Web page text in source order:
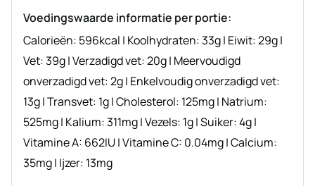
Voedingswaarde informatie per portie:
Calorieën: 596kcal | Koolhydraten:33g| Eiwit:29g|
Vet:39g|Verzadigd vet:20g| Meervoudigd
onverzadigd vet:2g| Enkelvoudig onverzadigd vet:
13g|Transvet: 1g|Cholesterol: 125mg| Natrium:
525mg| Kalium:311mg|Vezels: 1g|Suiker:4g|
Vitamine A: 662IU|Vitamine C: 0.04mg|Calcium:
35mg| Ijzer: 13mg